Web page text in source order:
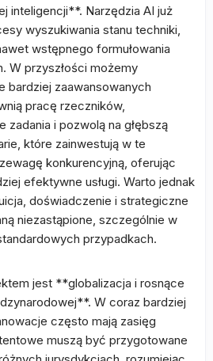
inteligencji**. Narzędzia AI już
wyszukiwania stanu techniki,
wstępnego formułowania
W przyszłości możemy
bardziej zaawansowanych
pracę rzeczników,
zadania i pozwolą na głębszą
które zainwestują w te
konkurencyjną, oferując
efektywne usługi. Warto jednak
doświadczenie i strategiczne
niezastąpione, szczególnie w
przypadkach.
jest **globalizacja i rosnące
W coraz bardziej
często mają zasięg
muszą być przygotowane